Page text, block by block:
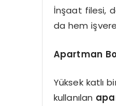
İnşaat filesi,
da hem
Apartman
Yüksek katlı
kullanılan